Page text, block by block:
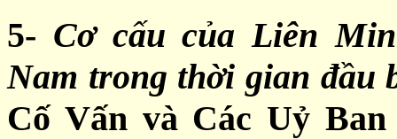
5- Cơ cấu của Liên
Nam trong thời gian đầu
Cố Vấn và Các Uỷ